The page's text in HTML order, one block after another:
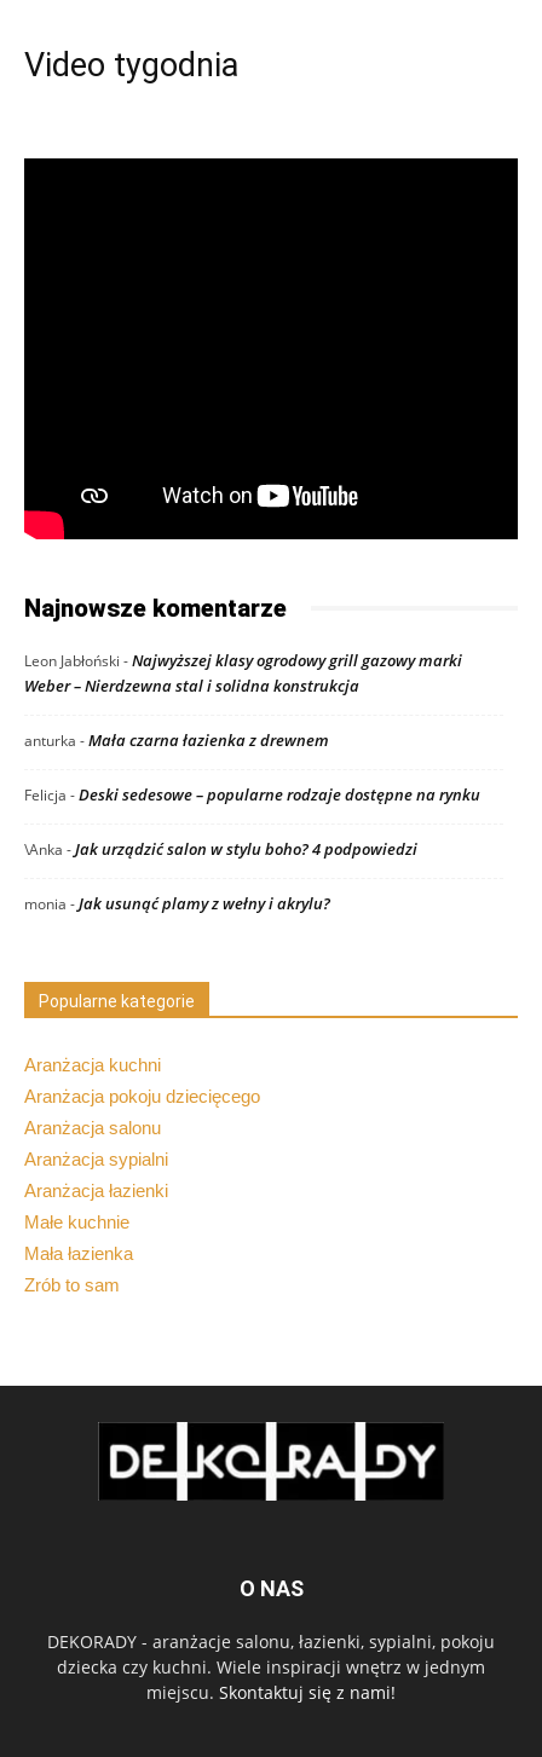
Video tygodnia
Najnowsze komentarze
Leon Jabłoński -Najwyższej klasy ogrodowy grill gazowy marki
Weber – Nierdzewna stal i solidna konstrukcja
anturka -Mała czarna łazienka z drewnem
Felicja -Deski sedesowe – popularne rodzaje dostępne na rynku
\Anka -Jak urządzić salon w stylu boho? 4 podpowiedzi
monia -Jak usunąć plamy z wełny i akrylu?
Popularne kategorie
Aranżacja kuchni
Aranżacja pokoju dziecięcego
Aranżacja salonu
Aranżacja sypialni
Aranżacja łazienki
Małe kuchnie
Mała łazienka
Zrób to sam
O NAS
DEKORADY - aranżacje salonu, łazienki, sypialni, pokoju
dziecka czy kuchni. Wiele inspiracji wnętrz w jednym
miejscu. Skontaktuj się z nami!